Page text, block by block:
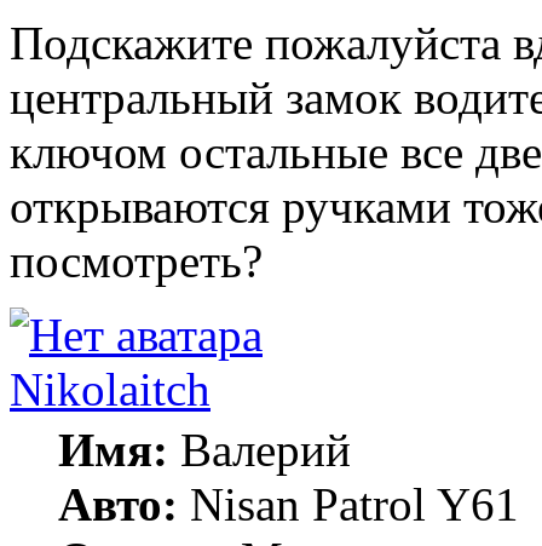
Подскажите пожалуйста
центральный замок
ключом остальные все
открываются ручками
посмотреть?
Nikolaitch
Имя: Валерий
Авто: Nisan Patrol Y61